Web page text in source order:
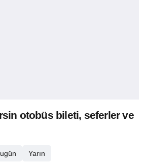
otobüs bileti, seferler ve
Yarın